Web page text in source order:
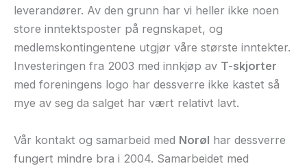
leverandører. Av den grunn har vi heller ikke noen
store inntektsposter på regnskapet, og
medlemskontingentene utgjør våre største inntekter.
Investeringen fra 2003 med innkjøp av T-skjorter
med foreningens logo har dessverre ikke kastet så
mye av seg da salget har vært relativt lavt.
Vår kontakt og samarbeid med Norøl har dessverre
fungert mindre bra i 2004. Samarbeidet med